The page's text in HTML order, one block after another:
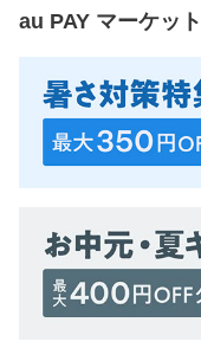
au PAY マーケット